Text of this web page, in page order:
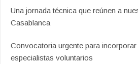
Una jornada técnica que reúnen a
Casablanca
Convocatoria urgente para
especialistas voluntarios